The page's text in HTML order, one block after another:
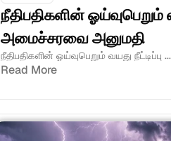
நீதிபதிகளின் ஓய்வுபெறும்
அமைச்சரவை அனுமதி
நீதிபதிகளின் ஓய்வுபெறும் வயது நீட்டிப்பு
Read More